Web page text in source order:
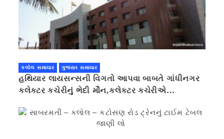
કલોલ સમાચાર ગુજરાત સમાચાર
હથિયાર લાયસન્સની વિગતો આપવા બાબતે ગાંધીનગર
કલેક્ટર કચેરીનું ભેદી મૌન,કલેક્ટર કચેરીએ